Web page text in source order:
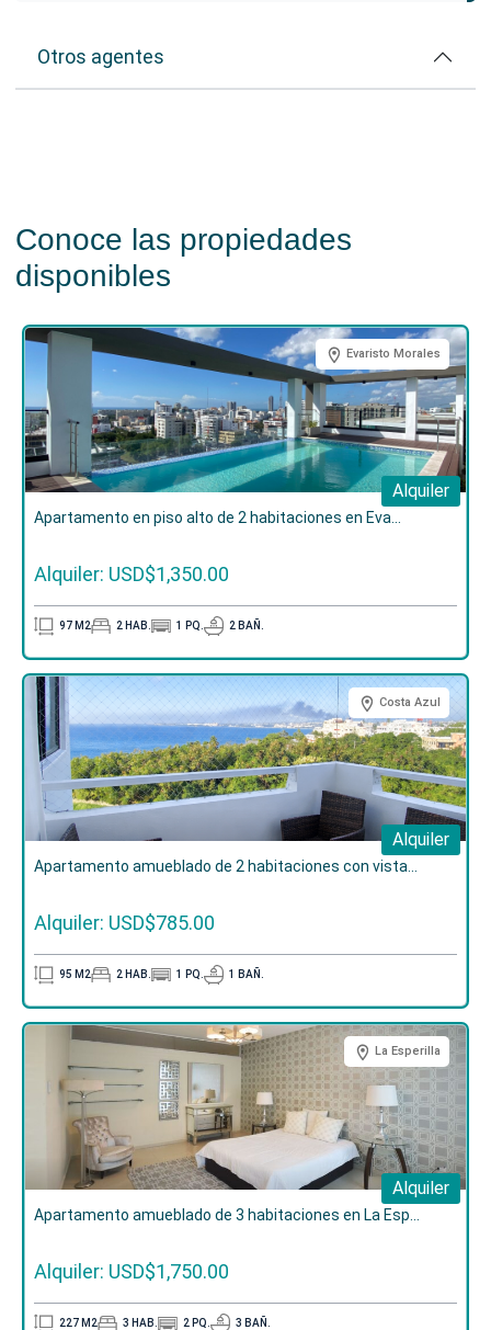
Otros agentes
Conoce las propiedades
disponibles
Evaristo Morales
Alquiler
Apartamento en piso alto de 2 habitaciones en Eva...
Alquiler: USD$1,350.00
97 M2 2 HAB. 1 PQ. 2 BAÑ.
Costa Azul
Alquiler
Apartamento amueblado de 2 habitaciones con vista...
Alquiler: USD$785.00
95 M2 2 HAB. 1 PQ. 1 BAÑ.
La Esperilla
Alquiler
Apartamento amueblado de 3 habitaciones en La Esp...
Alquiler: USD$1,750.00
227 M2 3 HAB. 2 PQ. 3 BAÑ.